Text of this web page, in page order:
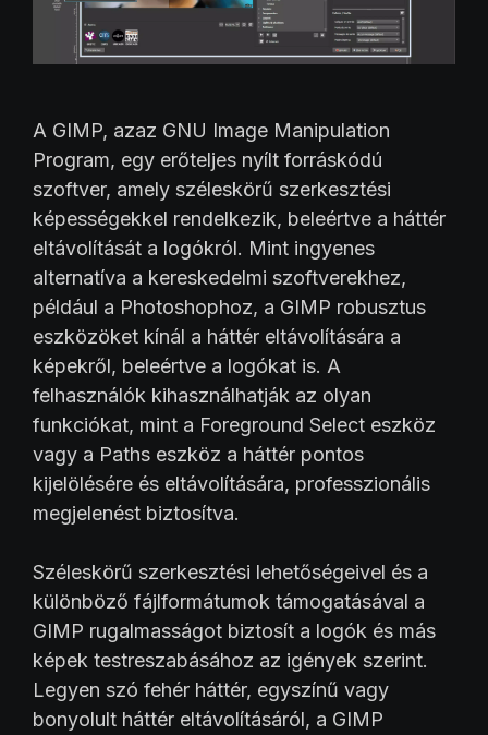
A GIMP, azaz GNU Image Manipulation
Program, egy erőteljes nyílt forráskódú
szoftver, amely széleskörű szerkesztési
képességekkel rendelkezik, beleértve a háttér
eltávolítását a logókról. Mint ingyenes
alternatíva a kereskedelmi szoftverekhez,
például a Photoshophoz, a GIMP robusztus
eszközöket kínál a háttér eltávolítására a
képekről, beleértve a logókat is. A
felhasználók kihasználhatják az olyan
funkciókat, mint a Foreground Select eszköz
vagy a Paths eszköz a háttér pontos
kijelölésére és eltávolítására, professzionális
megjelenést biztosítva.
Széleskörű szerkesztési lehetőségeivel és a
különböző fájlformátumok támogatásával a
GIMP rugalmasságot biztosít a logók és más
képek testreszabásához az igények szerint.
Legyen szó fehér háttér, egyszínű vagy
bonyolult háttér eltávolításáról, a GIMP